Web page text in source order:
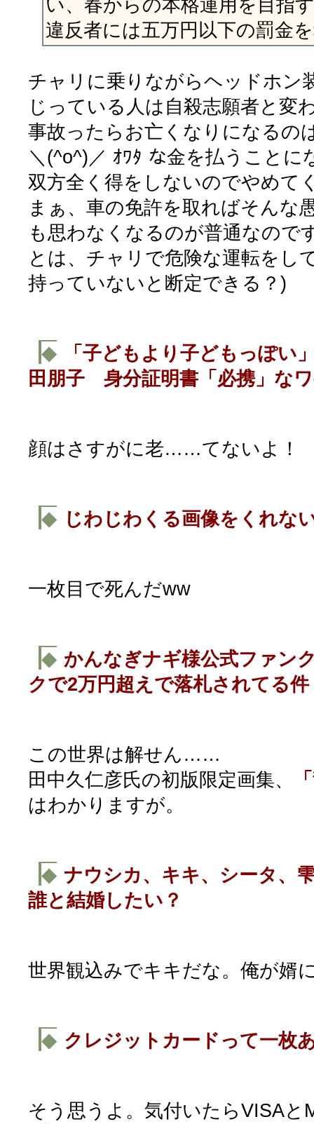
い、春からの本格運用を目指
違反者には五万円以下の罰金
チャリに乗りながらヘッドホン
じっている人は自殺志願者と変
事故ったらお亡くなりになるの
＼(^o^)／ ｵﾜﾀ な金を払うことに
双方全く得をしないのでやめて
まぁ、車の免許を取ればそんな
も思わなくなるのが普通なの
とは、チャリで危険な運転をし
持っていないと断定できる？)
◆
「子どもより子どもっぽい
田朋子 身分証明書「必携」な
顔はさすがに老……てないよ！
◆ じわじわくる画像をくれな
一枚目で死んだww
◆ かんなぎナギ様公式ファン
クで2万円超えで落札されてる件
この世界は解せん……
田中久仁彦氏の初版限定画集、
はわかりますが。
◆ ナウシカ、キキ、シータ
誰と結婚したい？
世界観込みでキキだな。俺が婿
◆ クレジットカードって一枚
そう思うよ。気付いたらVISAと